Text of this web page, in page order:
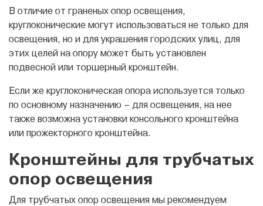
В отличие от граненых опор освещения,
круглоконические могут использоваться не только для
освещения, но и для украшения городских улиц, для
этих целей на опору может быть установлен
подвесной или торшерный кронштейн.
Если же круглоконическая опора используется только
по основному назначению – для освещения, на нее
также возможна установки консольного кронштейна
или прожекторного кронштейна.
Кронштейны для трубчатых
опор освещения
Для трубчатых опор освещения мы рекомендуем